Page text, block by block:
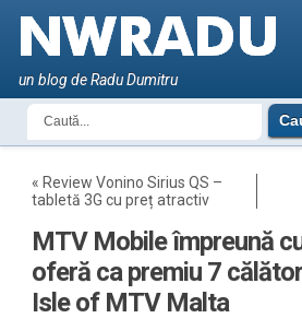
un blog de Radu Dumitru
« Review Vonino Sirius QS –
tabletă 3G cu preț atractiv
MTV Mobile împreună
oferă ca premiu 7
Isle of MTV Malta